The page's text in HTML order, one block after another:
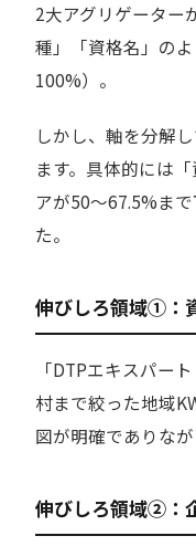
2大アグリゲーター
種」「資格名」の
100%）。
しかし、軸を分解
ます。具体的には
アが50〜67.5%ま
た。
伸びしろ領域①：
「DTPエキスパー
村まで絞った地域
図が明確でありな
伸びしろ領域②：